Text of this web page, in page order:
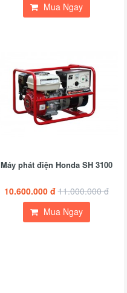
Mua Ngay
Máy phát điện Honda SH 3100
10.600.000 đ 11.000.000 đ
Mua Ngay